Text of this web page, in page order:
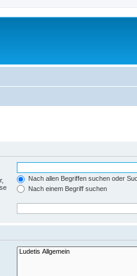
Nach allen Begriffen suchen oder
Nach einem Begriff suchen